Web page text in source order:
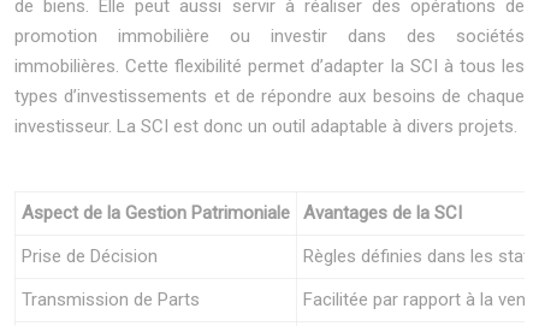
de biens. Elle peut aussi servir à réaliser des opérations de
promotion immobilière ou investir dans des sociétés
immobilières. Cette flexibilité permet d’adapter la SCI à tous les
types d’investissements et de répondre aux besoins de chaque
investisseur. La SCI est donc un outil adaptable à divers projets.
Aspect de la Gestion Patrimoniale
Avantages de la SCI
Prise de Décision
Règles définies dans les
Transmission de Parts
Facilitée par rapport à la